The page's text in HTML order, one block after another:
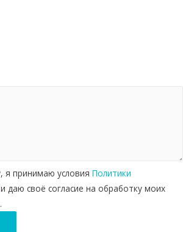
я принимаю условия Политики
и даю своё согласие на обработку моих